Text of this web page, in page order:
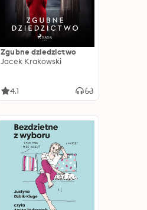
Zgubne dziedzictwo
Jacek Krakowski
4.1